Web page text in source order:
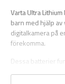
Varta Ultra
barn med hjälp
digitalkamera på
förekomma.
Dessa batterier
alkaliska